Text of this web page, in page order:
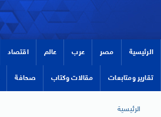
الرئيسية مصر عرب عالم اقتصاد
تقارير ومتابعات مقالات وكتاب صحافة
الرئيسية